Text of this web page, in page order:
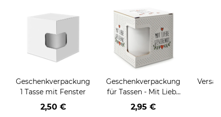
Geschenkverpackung
1 Tasse mit Fenster
2,50 €
Geschenkverpackung
für Tassen - Mit Liebe
geschenkt
2,95 €